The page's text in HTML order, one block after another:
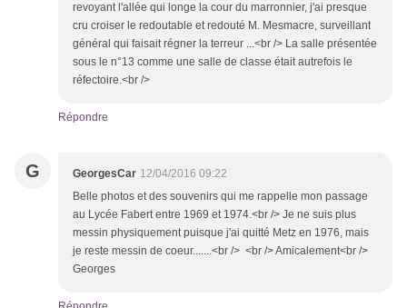
revoyant l'allée qui longe la cour du marronnier, j'ai presque
cru croiser le redoutable et redouté M. Mesmacre, surveillant
général qui faisait régner la terreur ...<br /> La salle présentée
sous le n°13 comme une salle de classe était autrefois le
réfectoire.<br />
Répondre
G GeorgesCar 12/04/2016 09:22
Belle photos et des souvenirs qui me rappelle mon passage
au Lycée Fabert entre 1969 et 1974.<br /> Je ne suis plus
messin physiquement puisque j'ai quitté Metz en 1976, mais
je reste messin de coeur.......<br /> <br /> Amicalement<br />
Georges